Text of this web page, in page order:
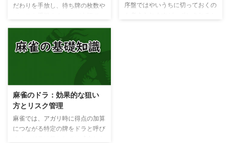
（アンコー） ポン 覚えておこ
（アンコー） 暗刻（アンコ ...
槓（アンカン）なのでサンアンコ
だわりを手放し、待ち牌の枚数や
に活用しながら麻雀で勝利するた
めの戦術を紹介します。 ドラと
は アガッタときに得点の加算に
つながる特定の牌（パイ）をドラ
と呼びます。 アガッタときに、
手牌もしくはロンした牌（パイ）
の中にドラが含まれる場合、1枚
につき1飜が加算されますが、
役・アガリ役としては成立しない
ため、ドラを持っているだけでは
序盤ではやいうちに切っておくの
麻雀のドラ：効果的な狙い
方とリスク管理
麻雀では、アガリ時に得点の加算
につながる特定の牌をドラと呼び